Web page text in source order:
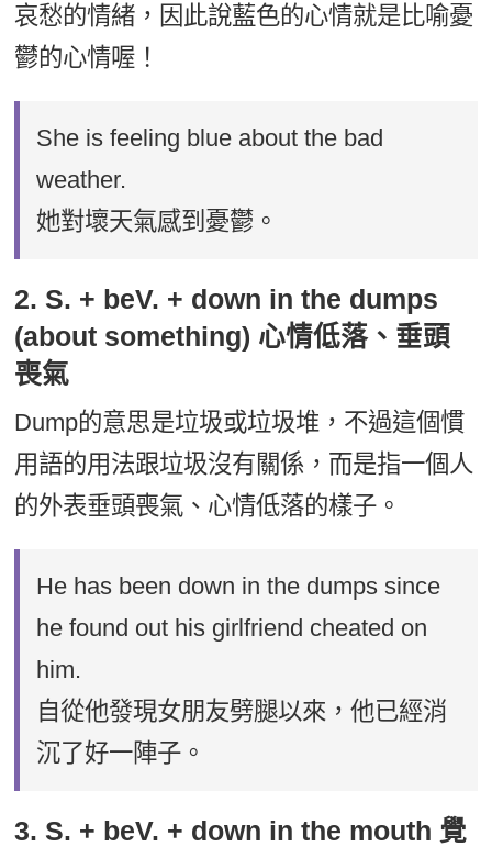
哀愁的情緒，因此說藍色的心情就是比喻憂
鬱的心情喔！
She is feeling blue about the bad
weather.
她對壞天氣感到憂鬱。
2. S. + beV. + down in the dumps
(about something) 心情低落、垂頭
喪氣
Dump的意思是垃圾或垃圾堆，不過這個慣
用語的用法跟垃圾沒有關係，而是指一個人
的外表垂頭喪氣、心情低落的樣子。
He has been down in the dumps since
he found out his girlfriend cheated on
him.
自從他發現女朋友劈腿以來，他已經消
沉了好一陣子。
3. S. + beV. + down in the mouth 覺